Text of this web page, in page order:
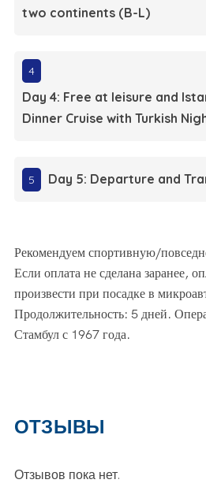
two continents (B-L)
4
Day 4: Free at leisure and
Dinner Cruise with Turkish
5 Day 5: Departure and
Рекомендуем спортивную/
Если оплата не сделана заранее,
произвести при посадке в
Продолжительность: 5 дней.
Стамбул с 1967 года.
ОТЗЫВЫ
Отзывов пока нет.